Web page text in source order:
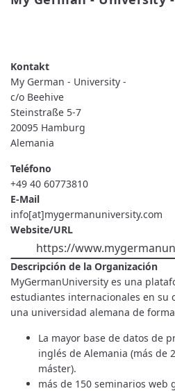
UNIVERSITY
-
My German - University -
c/o Beehive
Steinstraße 5-7
20095 Hamburg
Alemania
Teléfono
+49 40 60773810
E-Mail
info[at]mygermanuniversity.com
Website/URL
https://
Descripción de la Organización
MyGermanUniversity es una
estudiantes internacionales en su
una universidad alemana de
La mayor base de datos de
inglés de Alemania (más de
máster).
más de 150 seminarios web